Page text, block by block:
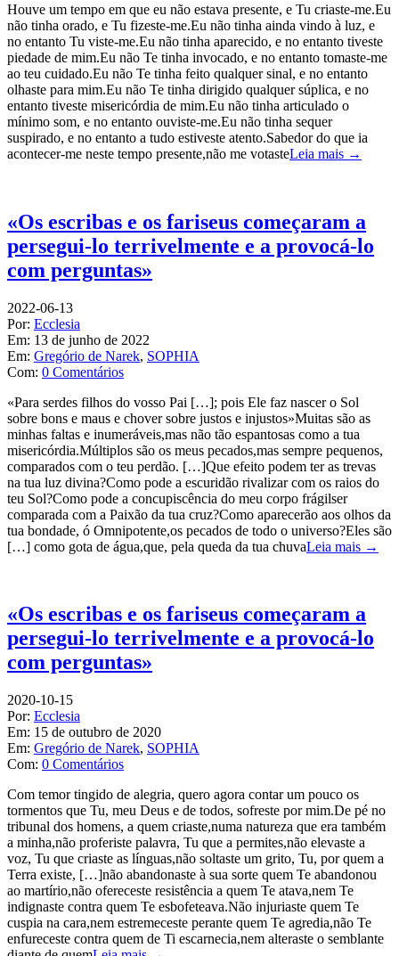
Houve um tempo em que eu não estava presente, e Tu criaste-me.Eu
não tinha orado, e Tu fizeste-me.Eu não tinha ainda vindo à luz, e
no entanto Tu viste-me.Eu não tinha aparecido, e no entanto tiveste
piedade de mim.Eu não Te tinha invocado, e no entanto tomaste-me
ao teu cuidado.Eu não Te tinha feito qualquer sinal, e no entanto
olhaste para mim.Eu não Te tinha dirigido qualquer súplica, e no
entanto tiveste misericórdia de mim.Eu não tinha articulado o
mínimo som, e no entanto ouviste-me.Eu não tinha sequer
suspirado, e no entanto a tudo estiveste atento.Sabedor do que ia
acontecer-me neste tempo presente,não me votasteLeia mais →
«Os escribas e os fariseus começaram a
persegui-lo terrivelmente e a provocá-lo
com perguntas»
2022-06-13
Por: Ecclesia
Em: 13 de junho de 2022
Em: Gregório de Narek, SOPHIA
Com: 0 Comentários
«Para serdes filhos do vosso Pai […]; pois Ele faz nascer o Sol
sobre bons e maus e chover sobre justos e injustos»Muitas são as
minhas faltas e inumeráveis,mas não tão espantosas como a tua
misericórdia.Múltiplos são os meus pecados,mas sempre pequenos,
comparados com o teu perdão. […]Que efeito podem ter as trevas
na tua luz divina?Como pode a escuridão rivalizar com os raios do
teu Sol?Como pode a concupiscência do meu corpo frágilser
comparada com a Paixão da tua cruz?Como aparecerão aos olhos da
tua bondade, ó Omnipotente,os pecados de todo o universo?Eles são
[…] como gota de água,que, pela queda da tua chuvaLeia mais →
«Os escribas e os fariseus começaram a
persegui-lo terrivelmente e a provocá-lo
com perguntas»
2020-10-15
Por: Ecclesia
Em: 15 de outubro de 2020
Em: Gregório de Narek, SOPHIA
Com: 0 Comentários
Com temor tingido de alegria, quero agora contar um pouco os
tormentos que Tu, meu Deus e de todos, sofreste por mim.De pé no
tribunal dos homens, a quem criaste,numa natureza que era também
a minha,não proferiste palavra, Tu que a permites,não elevaste a
voz, Tu que criaste as línguas,não soltaste um grito, Tu, por quem a
Terra existe, […]não abandonaste à sua sorte quem Te abandonou
ao martírio,não ofereceste resistência a quem Te atava,nem Te
indignaste contra quem Te esbofeteava.Não injuriaste quem Te
cuspia na cara,nem estremeceste perante quem Te agredia,não Te
enfureceste contra quem de Ti escarnecia,nem alteraste o semblante